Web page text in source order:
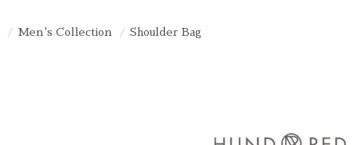
Men's Collection Shoulder Bag